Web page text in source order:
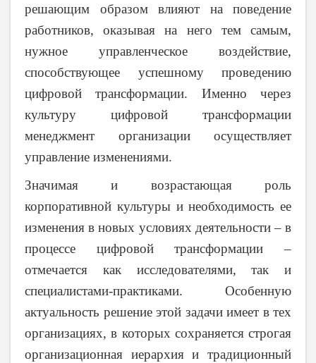
решающим образом влияют на поведение
работников, оказывая на него тем самым,
нужное управленческое воздействие,
способствующее успешному проведению
цифровой трансформации. Именно через
культуру цифровой трансформации
менеджмент организации осуществляет
управление изменениями.
Значимая и возрастающая роль
корпоративной культуры и необходимость ее
изменения в новых условиях деятельности – в
процессе цифровой трансформации –
отмечается как исследователями, так и
специалистами-практиками. Особенную
актуальность решение этой задачи имеет в тех
организациях, в которых сохраняется строгая
организационная иерархия и традиционный